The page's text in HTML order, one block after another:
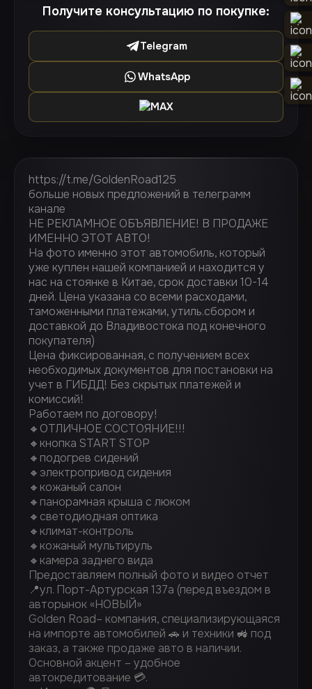
Получите консультацию по покупке:
Telegram
WhatsApp
MAX
https://t.me/GoldenRoad125
больше новых предложений в телеграмм
канале
НЕ РЕКЛАМНОЕ ОБЪЯВЛЕНИЕ! В ПРОДАЖЕ
ИМЕННО ЭТОТ АВТО!
На фото именно этот автомобиль, который
уже куплен нашей компанией и находится у
нас на стоянке в Китае, срок доставки 10-14
дней. Цена указана со всеми расходами,
таможенными платежами, утиль.сбором и
доставкой до Владивостока под конечного
покупателя)
Цена фиксированная, с получением всех
необходимых документов для постановки на
учет в ГИБДД! Без скрытых платежей и
комиссий!
Работаем по договору!
🔸ОТЛИЧНОЕ СОСТОЯНИЕ!!!
🔸кнопка START STOP
🔸подогрев сидений
🔸электропривод сидения
🔸кожаный салон
🔸панорамная крыша с люком
🔸светодиодная оптика
🔸климат-контроль
🔸кожаный мультируль
🔸камера заднего вида
Предоставляем полный фото и видео отчет
📍ул. Порт-Артурская 137а (перед въездом в
авторынок «НОВЫЙ»
Golden Road– компания, специализирующаяся
на импорте автомобилей 🚗 и техники 🚜 под
заказ, а также продаже авто в наличии.
Основной акцент – удобное
автокредитование 💳.